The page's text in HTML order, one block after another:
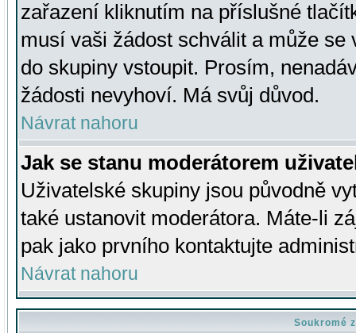
zařazení kliknutím na příslušné
musí vaši žádost schválit a může se
do skupiny vstoupit. Prosím,
žádosti nevyhoví. Má svůj důvod.
Návrat nahoru
Jak se stanu moderátorem
Uživatelské skupiny jsou původně
také ustanovit moderátora. Máte-li
pak jako prvního kontaktujte
Návrat nahoru
Soukromé